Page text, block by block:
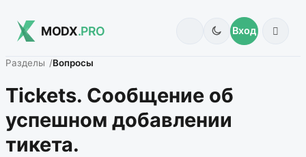
MODX.PRO Вход
Разделы Вопросы
Tickets. Сообщение об
успешном добавлении
тикета.